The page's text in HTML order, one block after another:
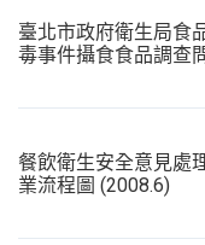
臺北市政府衛生局食
毒事件攝食食品調查
餐飲衛生安全意見處
業流程圖 (2008.6)